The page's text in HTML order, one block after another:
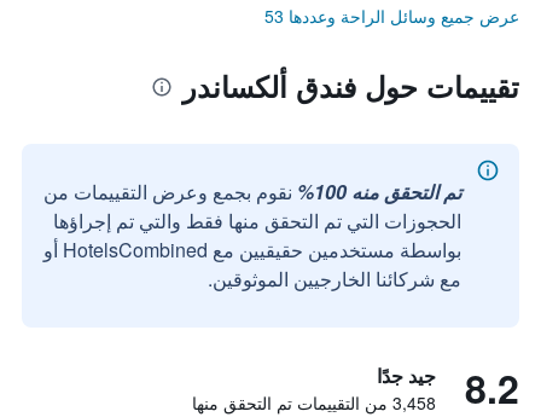
عرض جميع وسائل الراحة وعددها 53
تقييمات حول فندق ألكساندر
تم التحقق منه 100%
نقوم بجمع وعرض التقييمات من
الحجوزات التي تم التحقق منها فقط والتي تم إجراؤها
بواسطة مستخدمين حقيقيين مع HotelsCombined أو
مع شركائنا الخارجيين الموثوقين.
8.2 جيد جدًا
3,458 من التقييمات تم التحقق منها